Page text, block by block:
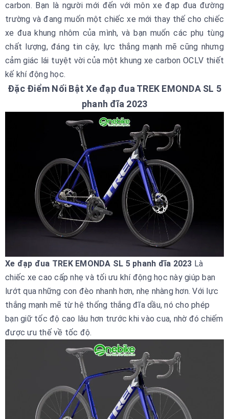
carbon. Bạn là người mới đến với môn xe đạp đua đường
trường và đang muốn một chiếc xe mới thay thế cho chiếc
xe đua khung nhôm của mình, và bạn muốn các phụ tùng
chất lượng, đáng tin cậy, lực thắng mạnh mẽ cũng nhưng
cảm giác lái tuyệt vời của một khung xe carbon OCLV thiết
kế khí động học.
Đặc Điểm Nổi Bật Xe đạp đua TREK EMONDA SL 5
phanh đĩa 2023
Xe đạp đua TREK EMONDA SL 5 phanh đĩa 2023 Là
chiếc xe cao cấp nhẹ và tối ưu khí động học này giúp bạn
lướt qua những con đèo nhanh hơn, nhẹ nhàng hơn. Với lực
thắng mạnh mẽ từ hệ thống thắng đĩa dầu, nó cho phép
bạn giữ tốc độ cao lâu hơn trước khi vào cua, nhờ đó chiếm
được ưu thế về tốc độ.